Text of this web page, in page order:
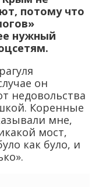
он
недовольства
Коренные
мне,
мост,
как було, и